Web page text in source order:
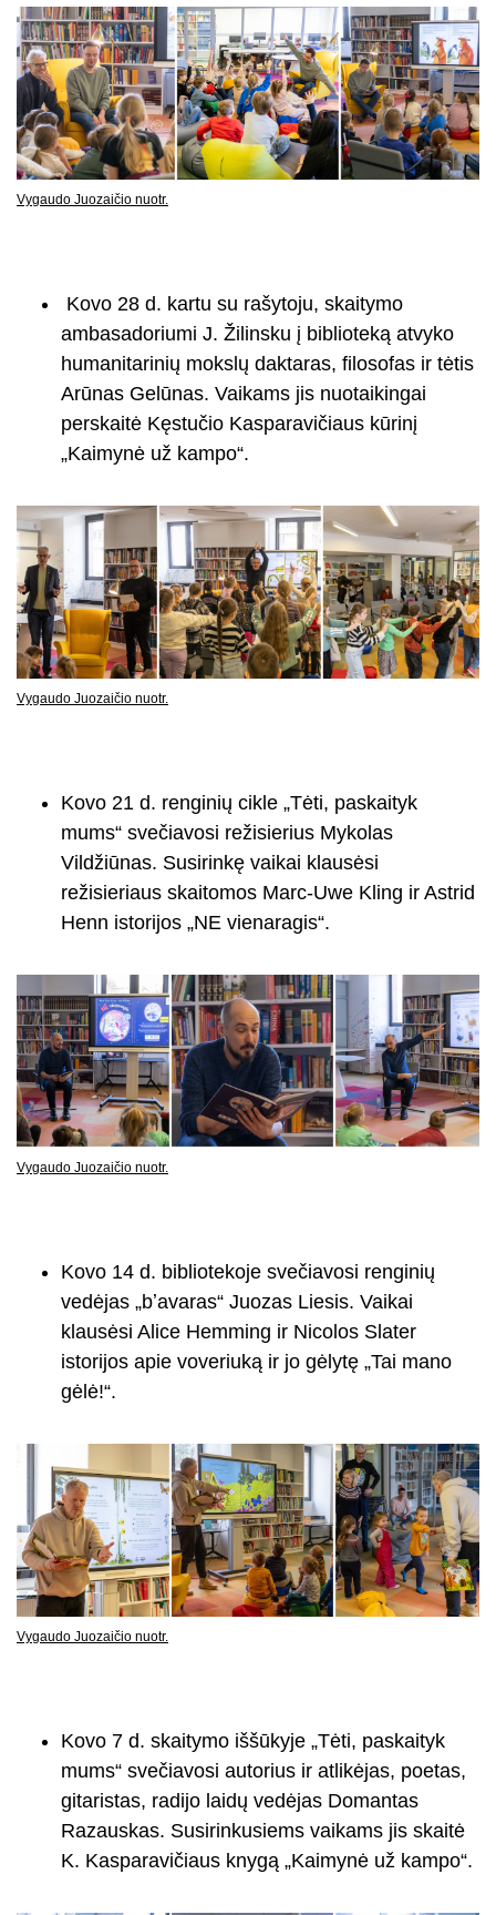
Vygaudo Juozaičio nuotr.
Kovo 28 d. kartu su rašytoju, skaitymo
ambasadoriumi J. Žilinsku į biblioteką atvyko
humanitarinių mokslų daktaras, filosofas ir tėtis
Arūnas Gelūnas. Vaikams jis nuotaikingai
perskaitė Kęstučio Kasparavičiaus kūrinį
„Kaimynė už kampo“.
Vygaudo Juozaičio nuotr.
Kovo 21 d. renginių cikle „Tėti, paskaityk
mums“ svečiavosi režisierius Mykolas
Vildžiūnas. Susirinkę vaikai klausėsi
režisieriaus skaitomos Marc-Uwe Kling ir Astrid
Henn istorijos „NE vienaragis“.
Vygaudo Juozaičio nuotr.
Kovo 14 d. bibliotekoje svečiavosi renginių
vedėjas „bʼavaras“ Juozas Liesis. Vaikai
klausėsi Alice Hemming ir Nicolos Slater
istorijos apie voveriuką ir jo gėlytę „Tai mano
gėlė!“.
Vygaudo Juozaičio nuotr.
Kovo 7 d. skaitymo iššūkyje „Tėti, paskaityk
mums“ svečiavosi autorius ir atlikėjas, poetas,
gitaristas, radijo laidų vedėjas Domantas
Razauskas. Susirinkusiems vaikams jis skaitė
K. Kasparavičiaus knygą „Kaimynė už kampo“.